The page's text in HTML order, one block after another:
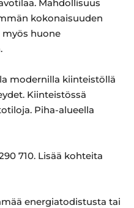
Mahdollisuus
kokonaisuuden
myös huone
modernilla kiinteistöllä
Kiinteistössä
Piha-alueella
710. Lisää kohteita
energiatodistusta tai